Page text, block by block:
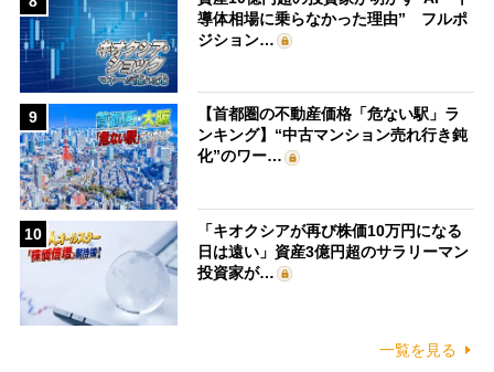
導体相場に乗らなかった理由” フルポ
ジション…
9
【首都圏の不動産価格「危ない駅」ラ
ンキング】“中古マンション売れ行き鈍
化”のワー…
10
「キオクシアが再び株価10万円になる
日は遠い」資産3億円超のサラリーマン
投資家が…
一覧を見る